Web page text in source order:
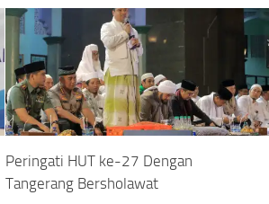
Peringati HUT ke-27 Dengan
Tangerang Bersholawat